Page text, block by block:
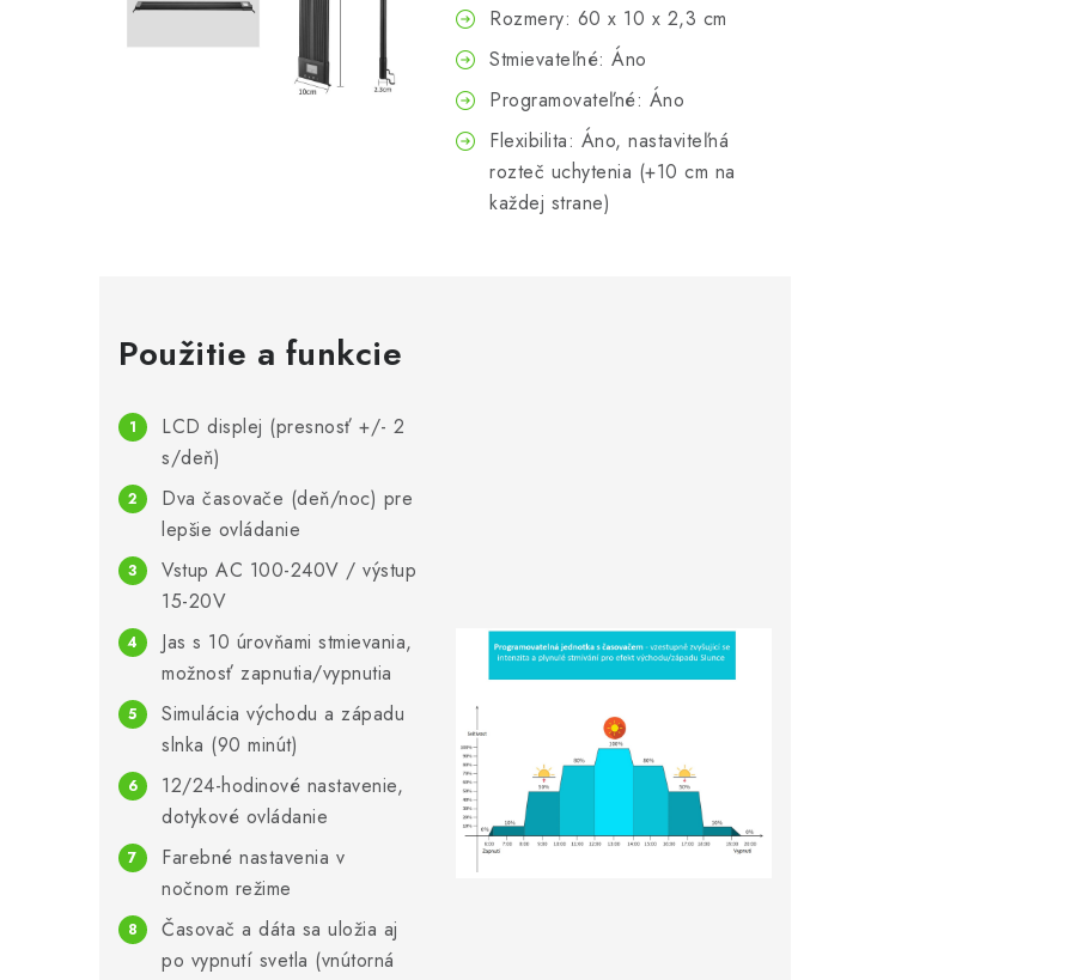
Rozmery: 60 x 10 x 2,3 cm
Stmievateľné: Áno
Programovateľné: Áno
Flexibilita: Áno, nastaviteľná
rozteč uchytenia (+10 cm na
každej strane)
Použitie a funkcie
LCD displej (presnosť +/- 2
s/deň)
Dva časovače (deň/noc) pre
lepšie ovládanie
Vstup AC 100-240V / výstup
15-20V
Jas s 10 úrovňami stmievania,
možnosť zapnutia/vypnutia
Simulácia východu a západu
slnka (90 minút)
12/24-hodinové nastavenie,
dotykové ovládanie
Farebné nastavenia v
nočnom režime
Časovač a dáta sa uložia aj
po vypnutí svetla (vnútorná